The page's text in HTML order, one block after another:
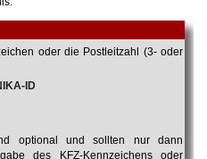
oder die Postleitzahl (3- oder
ID
optional und sollten nur dann
des KFZ-Kennzeichens oder